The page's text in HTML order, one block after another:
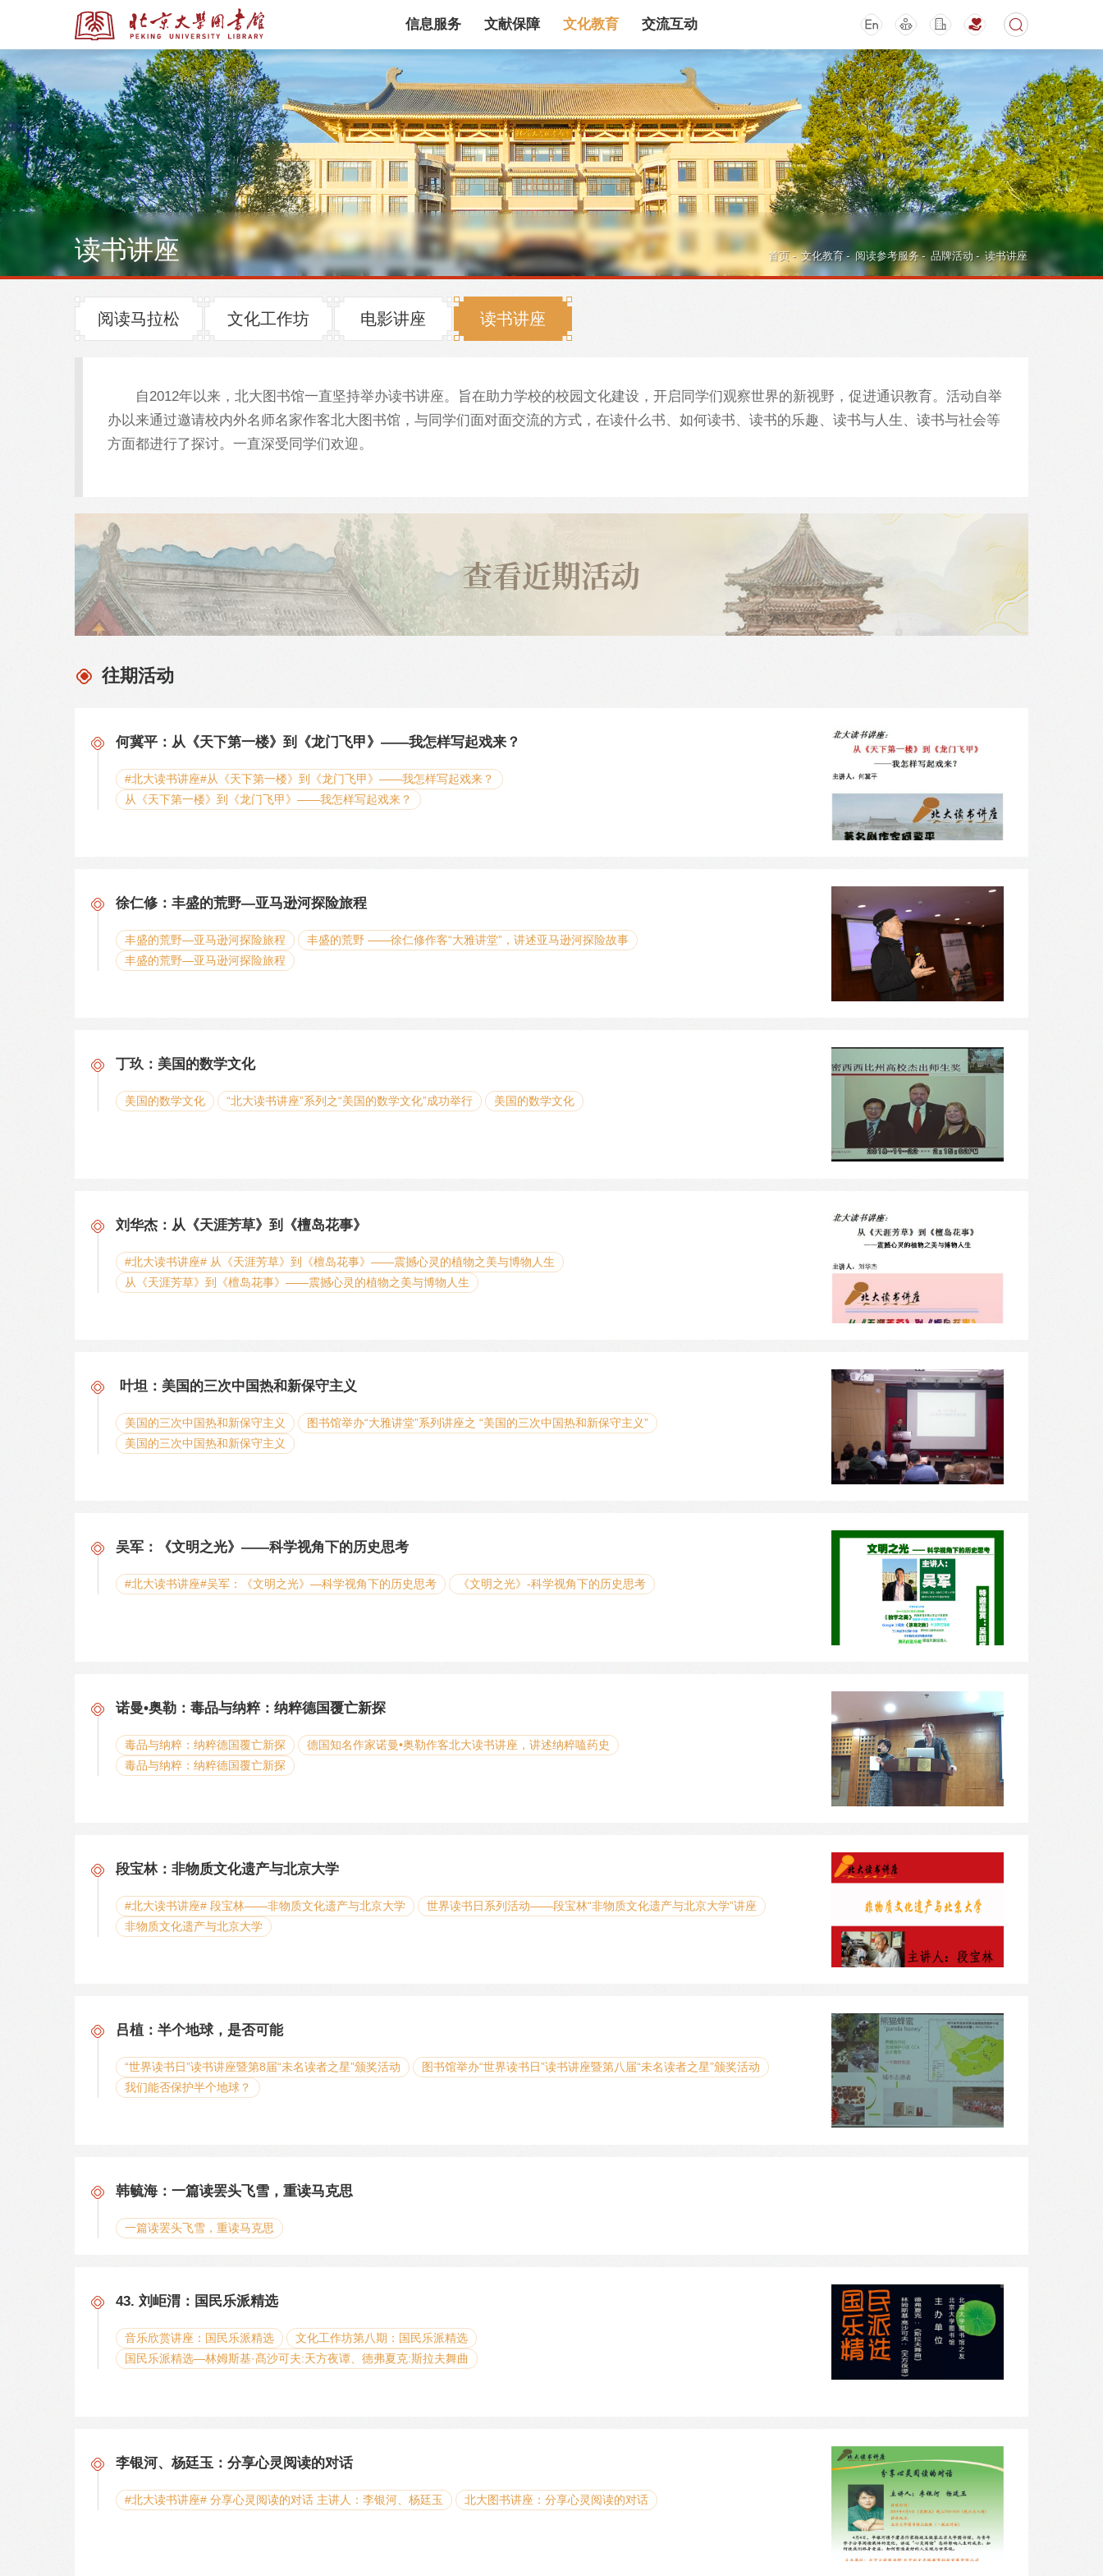
全部资源
全部资源 馆藏目录 论文、书、报告 数据库 电子图书和电子期刊
多媒体资源 机构知识库 馆际互借 新书通报 专利数据 活动讲座
信息服务 文献保障 文化教育 交流互动
首页 - 文化教育 - 阅读参考服务 - 品牌活动 - 读书讲座
读书讲座
阅读马拉松 文化工作坊 电影讲座 读书讲座
自2012年以来，北大图书馆一直坚持举办读书讲座。旨在助力学校的校园文化建设，开启同学们观察世界的新视野，促进通识教育。活动自举
办以来通过邀请校内外名师名家作客北大图书馆，与同学们面对面交流的方式，在读什么书、如何读书、读书的乐趣、读书与人生、读书与社会等
方面都进行了探讨。一直深受同学们欢迎。
查看近期活动
往期活动
何冀平：从《天下第一楼》到《龙门飞甲》——我怎样写起戏来？
#北大读书讲座#从《天下第一楼》到《龙门飞甲》——我怎样写起戏来？
从《天下第一楼》到《龙门飞甲》——我怎样写起戏来？
徐仁修：丰盛的荒野—亚马逊河探险旅程
丰盛的荒野—亚马逊河探险旅程
丰盛的荒野 ——徐仁修作客“大雅讲堂”，讲述亚马逊河探险故事
丰盛的荒野—亚马逊河探险旅程
丁玖：美国的数学文化
美国的数学文化 “北大读书讲座”系列之“美国的数学文化”成功举行 美国的数学文化
刘华杰：从《天涯芳草》到《檀岛花事》
#北大读书讲座# 从《天涯芳草》到《檀岛花事》——震撼心灵的植物之美与博物人生
从《天涯芳草》到《檀岛花事》——震撼心灵的植物之美与博物人生
叶坦：美国的三次中国热和新保守主义
美国的三次中国热和新保守主义
图书馆举办“大雅讲堂”系列讲座之 “美国的三次中国热和新保守主义”
美国的三次中国热和新保守主义
吴军：《文明之光》——科学视角下的历史思考
#北大读书讲座#吴军：《文明之光》—科学视角下的历史思考 《文明之光》-科学视角下的历史思考
诺曼•奥勒：毒品与纳粹：纳粹德国覆亡新探
毒品与纳粹：纳粹德国覆亡新探
德国知名作家诺曼•奥勒作客北大读书讲座，讲述纳粹嗑药史
毒品与纳粹：纳粹德国覆亡新探
段宝林：非物质文化遗产与北京大学
#北大读书讲座# 段宝林——非物质文化遗产与北京大学
世界读书日系列活动——段宝林“非物质文化遗产与北京大学”讲座
非物质文化遗产与北京大学
吕植：半个地球，是否可能
“世界读书日”读书讲座暨第8届“未名读者之星”颁奖活动
图书馆举办“世界读书日”读书讲座暨第八届“未名读者之星”颁奖活动
我们能否保护半个地球？
韩毓海：一篇读罢头飞雪，重读马克思
一篇读罢头飞雪，重读马克思
43. 刘岠渭：国民乐派精选
音乐欣赏讲座：国民乐派精选
文化工作坊第八期：国民乐派精选
国民乐派精选—林姆斯基·髙沙可夫:天方夜谭、德弗夏克:斯拉夫舞曲
李银河、杨廷玉：分享心灵阅读的对话
#北大读书讲座# 分享心灵阅读的对话 主讲人：李银河、杨廷玉 北大图书讲座：分享心灵阅读的对话